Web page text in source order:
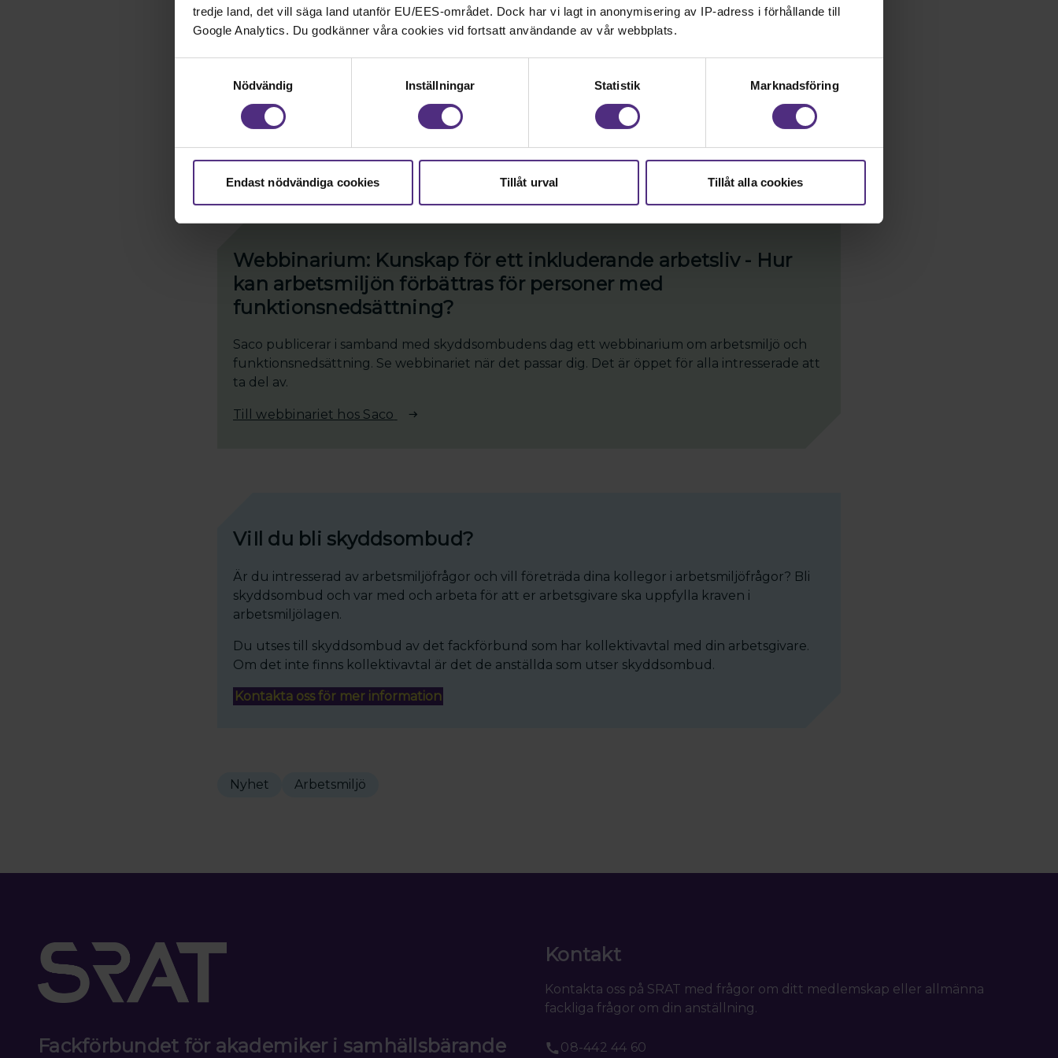
tredje land, det vill säga land utanför EU/EES-området. Dock har vi lagt in anonymisering av IP-adress i förhållande till
Google Analytics. Du godkänner våra cookies vid fortsatt användande av vår webbplats.
Nödvändig
Inställningar Statistik Marknadsföring
Endast nödvändiga cookies Tillåt urval Tillåt alla cookies
Om uppdraget
arbetar tillsammans med ansvariga chefer för att upptäcka, förebygga och åtgärda risker i
arbetsmiljön.
Webbinarium: Kunskap för ett inkluderande arbetsliv - Hur
kan arbetsmiljön förbättras för personer med
funktionsnedsättning?
Saco publicerar i samband med skyddsombudens dag ett webbinarium om arbetsmiljö och
funktionsnedsättning. Se webbinariet när det passar dig. Det är öppet för alla intresserade att
ta del av.
Till webbinariet hos Saco
ViIl du bli skyddsombud?
Är du intresserad av arbetsmiljöfrågor och vill företräda dina kollegor i arbetsmiljöfrågor? Bli
skyddsombud och var med och arbeta för att er arbetsgivare ska uppfylla kraven i
arbetsmiljölagen.
Du utses till skyddsombud av det fackförbund som har kollektivavtal med din arbetsgivare.
Om det inte finns kollektivavtal är det de anställda som utser skyddsombud.
Kontakta oss för mer information
Nyhet Arbetsmiljö
Fackförbundet för akademiker i samhällsbärande
Kontakt
Kontakta oss på SRAT med frågor om ditt medlemskap eller allmänna
fackliga frågor om din anställning.
08-442 44 60